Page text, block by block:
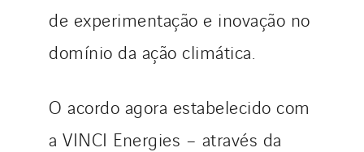
de experimentação e inovação no
domínio da ação climática.
O acordo agora estabelecido com
a VINCI Energies – através da